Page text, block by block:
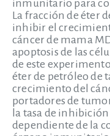
inmunitario para
La fracción de éter
inhibir el
cáncer de mama
apoptosis de las
de este
éter de petróleo de
crecimiento del
portadores de
la tasa de
dependiente de la